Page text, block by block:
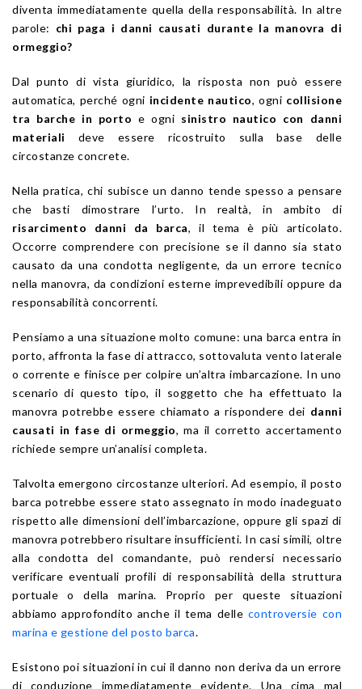
diventa immediatamente quella della responsabilità. In altre
parole: chi paga i danni causati durante la manovra di
ormeggio?
Dal punto di vista giuridico, la risposta non può essere
automatica, perché ogni incidente nautico, ogni collisione
tra barche in porto e ogni sinistro nautico con danni
materiali deve essere ricostruito sulla base delle
circostanze concrete.
Nella pratica, chi subisce un danno tende spesso a pensare
che basti dimostrare l’urto. In realtà, in ambito di
risarcimento danni da barca, il tema è più articolato.
Occorre comprendere con precisione se il danno sia stato
causato da una condotta negligente, da un errore tecnico
nella manovra, da condizioni esterne imprevedibili oppure da
responsabilità concorrenti.
Pensiamo a una situazione molto comune: una barca entra in
porto, affronta la fase di attracco, sottovaluta vento laterale
o corrente e finisce per colpire un’altra imbarcazione. In uno
scenario di questo tipo, il soggetto che ha effettuato la
manovra potrebbe essere chiamato a rispondere dei danni
causati in fase di ormeggio, ma il corretto accertamento
richiede sempre un’analisi completa.
Talvolta emergono circostanze ulteriori. Ad esempio, il posto
barca potrebbe essere stato assegnato in modo inadeguato
rispetto alle dimensioni dell’imbarcazione, oppure gli spazi di
manovra potrebbero risultare insufficienti. In casi simili, oltre
alla condotta del comandante, può rendersi necessario
verificare eventuali profili di responsabilità della struttura
portuale o della marina. Proprio per queste situazioni
abbiamo approfondito anche il tema delle controversie con
marina e gestione del posto barca.
Esistono poi situazioni in cui il danno non deriva da un errore
di conduzione immediatamente evidente. Una cima mal